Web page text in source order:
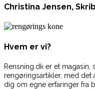
Christina Jensen,
Hvem er vi?
Rensning.dk er et
rengøringsartikler, med
dig om egne erfaringer fra